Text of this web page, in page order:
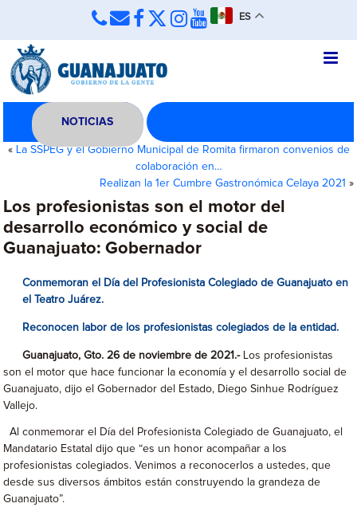
ES
NOTICIAS
« La SSPEG y el Gobierno Municipal de Romita firmaron convenios de
colaboración en…
Realizan la 1er Cumbre Gastronómica Celaya 2021 »
Los profesionistas son el motor del
desarrollo económico y social de
Guanajuato: Gobernador
Conmemoran el Día del Profesionista Colegiado de Guanajuato en
el Teatro Juárez.
Reconocen labor de los profesionistas colegiados de la entidad.
Guanajuato, Gto. 26 de noviembre de 2021.-Los profesionistas
son el motor que hace funcionar la economía y el desarrollo social de
Guanajuato, dijo el Gobernador del Estado, Diego Sinhue Rodríguez
Vallejo.
Al conmemorar el Día del Profesionista Colegiado de Guanajuato, el
Mandatario Estatal dijo que “es un honor acompañar a los
profesionistas colegiados. Venimos a reconocerlos a ustedes, que
desde sus diversos ámbitos están construyendo la grandeza de
Guanajuato”.